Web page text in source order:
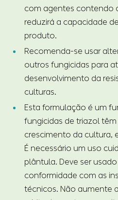
com agentes contendo
reduzirá a capacidade
produto.
Recomenda-se usar
outros fungicidas para
desenvolvimento da
culturas.
Esta formulação é um
fungicidas de triazol
crescimento da cultura,
É necessário um uso
plântula. Deve ser
conformidade com as
técnicos. Não aumente